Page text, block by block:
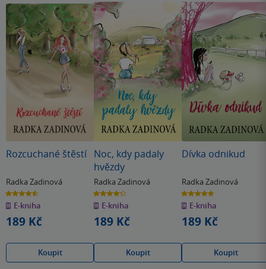
Rozcuchané štěstí
Radka Zadinová
4.6
z
5
hvězdiček
E-kniha
189 Kč
Koupit
Noc, kdy padaly
hvězdy
Radka Zadinová
4.3
z
5
hvězdiček
E-kniha
189 Kč
Koupit
Dívka odnikud
Radka Zadinová
4.7
z
5
hvězdiček
E-kniha
189 Kč
Koupit